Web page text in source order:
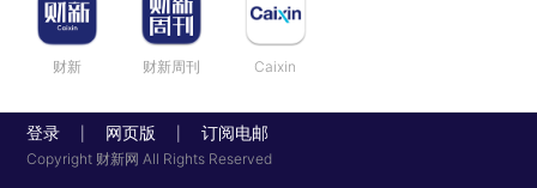
财新 财新周刊 Caixin
登录 网页版 订阅电邮
Copyright 财新网 All Rights Reserved